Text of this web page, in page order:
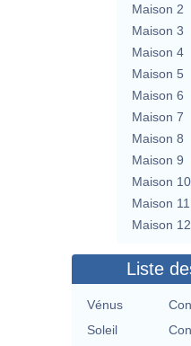
Maison 2
Maison 3
Maison 4
Maison 5
Maison 6
Maison 7
Maison 8
Maison 9
Maison 10
Maison 11
Maison 12
Liste
Vénus
Soleil